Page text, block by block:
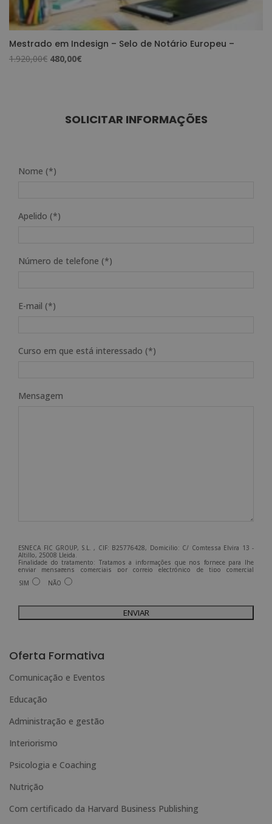
Mestrado em Indesign – Selo de Notário Europeu –
1.920,00€ O
1.920,00€.
480,00€
480,00€.
SOLICITAR INFORMAÇÕES
Nome (*)
Apelido (*)
Número de telefone (*)
E-mail (*)
Curso em que está interessado (*)
Mensagem
ESNECA FIC GROUP, S.L. , CIF: B25776428, Domicilio: C/ Comtessa Elvira 13 -
Altillo, 25008 Lleida.
Finalidade do tratamento: Tratamos a informações que nos fornece para lhe
enviar mensagens comerciais por correio electrónico de tipo comercial
relacionadas com os produtos oferecidos e outros produtos que possam ser do
seu interesse.
contactando-nos para o endereço admin@grupoesneca.com.
Para mais informações, consulte a nossa Política de Privacidade.
Deseja receber informação comercial (por telefone e/ou correio electrónico):
SIM NÃO
e
r
n
i
v
e
Oferta Formativa
Comunicação e Eventos
Educação
Administração e gestão
Interiorismo
Psicologia e Coaching
Nutrição
Com certificado da Harvard Business Publishing